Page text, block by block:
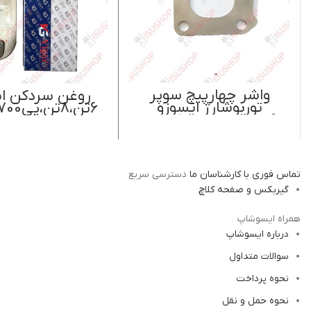
اطلاعات بیشتر
واشر چهارپیچ سوپر
توربوشارژ ایسوزو
6تن،8تن،پی 700 اصل
اطلاعات بیشتر
روغن سردکن
6تن،8تن،پی700 Vigor
تماس فوری با کارشناسان ما دسترسی سریع
گیربکس و صفحه کلاچ
همراه ایسوشاپ
درباره ایسوشاپ
سوالات متداول
نحوه پرداخت
نحوه حمل و نقل